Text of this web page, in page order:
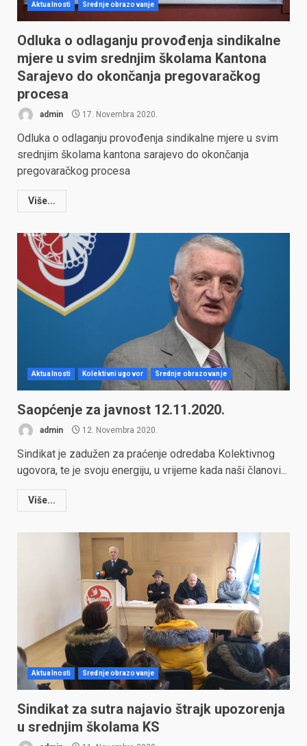
Aktualnosti Srednje obrazovanje
Odluka o odlaganju provođenja sindikalne
mjere u svim srednjim školama Kantona
Sarajevo do okončanja pregovaračkog
procesa
admin 17. Novembra 2020.
Odluka o odlaganju provođenja sindikalne mjere u svim
srednjim školama kantona sarajevo do okončanja
pregovaračkog procesa
Više...
Aktualnosti Kolektivni ugovor Srednje obrazovanje
Saopćenje za javnost 12.11.2020.
admin 12. Novembra 2020.
Sindikat je zadužen za praćenje odredaba Kolektivnog
ugovora, te je svoju energiju, u vrijeme kada naši članovi...
Više...
Aktualnosti Srednje obrazovanje
Sindikat za sutra najavio štrajk upozorenja
u srednjim školama KS